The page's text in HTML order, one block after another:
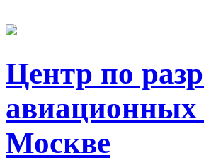
Центр по
авиационных
Москве